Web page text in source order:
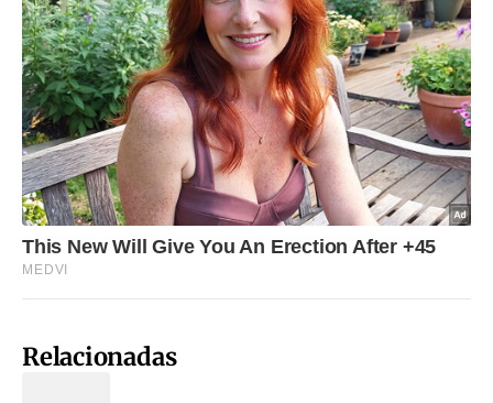
Relacionadas